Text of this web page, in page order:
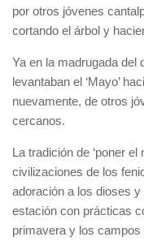
por otros jóvenes
cortando el árbol y
Ya en la madrugada del
levantaban el ‘Mayo’
nuevamente, de otros
cercanos.
La tradición de ‘poner
civilizaciones de los
adoración a los dioses
estación con prácticas
primavera y los campos